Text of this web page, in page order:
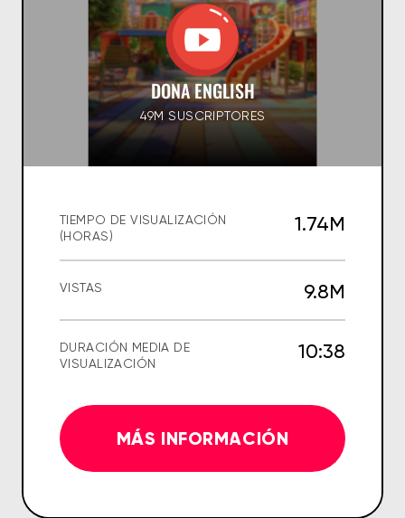
DONA ENGLISH
49M SUSCRIPTORES
TIEMPO DE VISUALIZACIÓN
(HORAS)
1.74M
VISTAS 9.8M
DURACIÓN MEDIA DE
VISUALIZACIÓN
10:38
MÁS INFORMACIÓN